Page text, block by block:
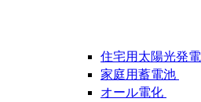
住宅用太陽光発電
家庭用蓄電池
オール電化